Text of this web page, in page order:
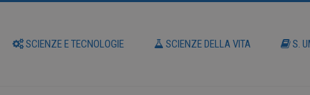
SCIENZE E TECNOLOGIE SCIENZE DELLA VITA S.